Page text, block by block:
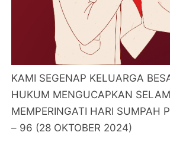
KAMI SEGENAP KELUARGA
HUKUM MENGUCAPKAN
MEMPERINGATI HARI SUMPAH
– 96 (28 OKTOBER 2024)